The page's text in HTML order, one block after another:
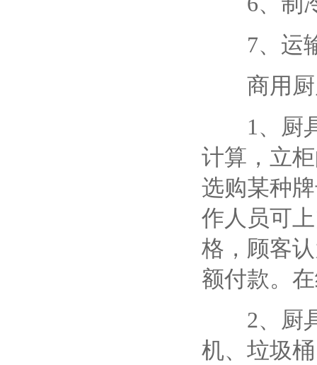
7、运输
商用厨
1、厨具
计算，立
选购某种
作人员可
格，顾客
额付款。
2、厨具
机、垃圾